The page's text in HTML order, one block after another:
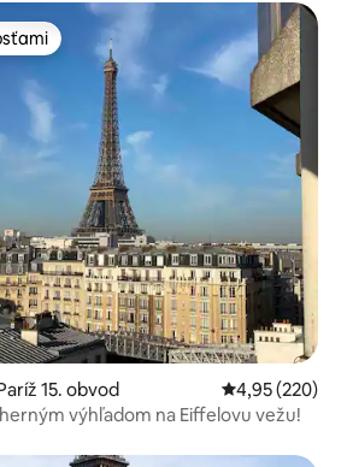
15. obvod Priemerné
4,95 (220)
výhľadom na Eiffelovu vežu!